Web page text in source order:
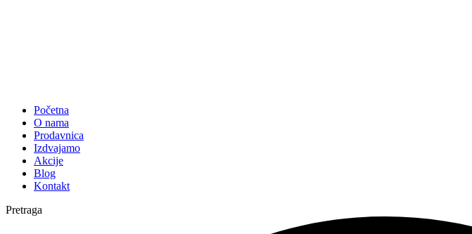
Početna
O nama
Prodavnica
Izdvajamo
Akcije
Blog
Kontakt
Pretraga